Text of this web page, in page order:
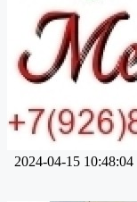
2024-04-15 10:48:04